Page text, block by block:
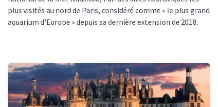
plus visités au nord de Paris, considéré comme « le plus grand
aquarium d'Europe » depuis sa dernière extension de 2018.